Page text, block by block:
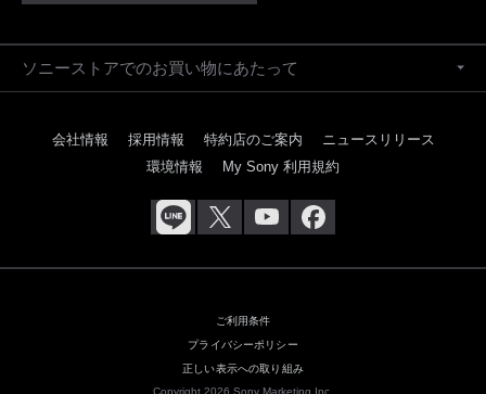
ソニーストアでのお買い物にあたって
会社情報 採用情報 特約店のご案内
ニュースリリース
環境情報
My Sony 利用規約
ご利用条件
プライバシーポリシー
正しい表示への取り組み
Copyright 2026 Sony Marketing Inc.